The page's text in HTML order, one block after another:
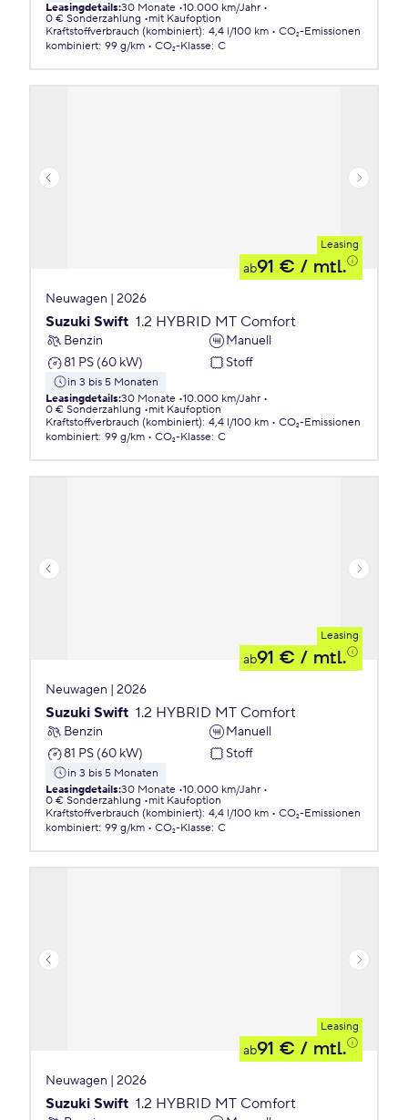
Leasingdetails:30 Monate 10.000 km/Jahr
0 € Sonderzahlung
mit Kaufoption
Kraftstoffverbrauch (kombiniert): 4,4 l/100 km
CO₂-Emissionen
kombiniert: 99 g/km CO₂-Klasse: C
Leasing
ab91 € / mtl.
Neuwagen | 2026
Suzuki Swift 1.2 HYBRID MT Comfort
Benzin
Manuell
81 PS (60 kW)
Stoff
in 3 bis 5 Monaten
Leasingdetails:30 Monate 10.000 km/Jahr
0 € Sonderzahlung
mit Kaufoption
Kraftstoffverbrauch (kombiniert): 4,4 l/100 km
CO₂-Emissionen
kombiniert: 99 g/km CO₂-Klasse: C
Leasing
ab91 € / mtl.
Neuwagen | 2026
Suzuki Swift 1.2 HYBRID MT Comfort
Benzin
Manuell
81 PS (60 kW)
Stoff
in 3 bis 5 Monaten
Leasingdetails:30 Monate 10.000 km/Jahr
0 € Sonderzahlung
mit Kaufoption
Kraftstoffverbrauch (kombiniert): 4,4 l/100 km
CO₂-Emissionen
kombiniert: 99 g/km CO₂-Klasse: C
Leasing
ab91 € / mtl.
Neuwagen | 2026
Suzuki Swift 1.2 HYBRID MT Comfort